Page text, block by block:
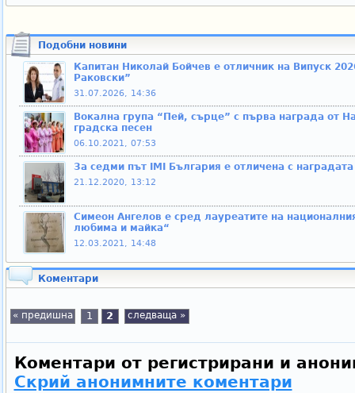
Подобни новини
Капитан Николай Бойчев е отличник на Випуск
Раковски”
31.07.2026, 14:36
Вокална група “Пей, сърце” с първа награда от
градска песен
06.10.2021, 07:53
За седми път IMI България е отличена с наградата
21.12.2020, 13:12
Симеон Ангелов е сред лауреатите на
любима и майка“
12.03.2021, 14:48
Коментари
« предишна 1 2 следваща »
Коментари от регистрирани и
Скрий анонимните коментари